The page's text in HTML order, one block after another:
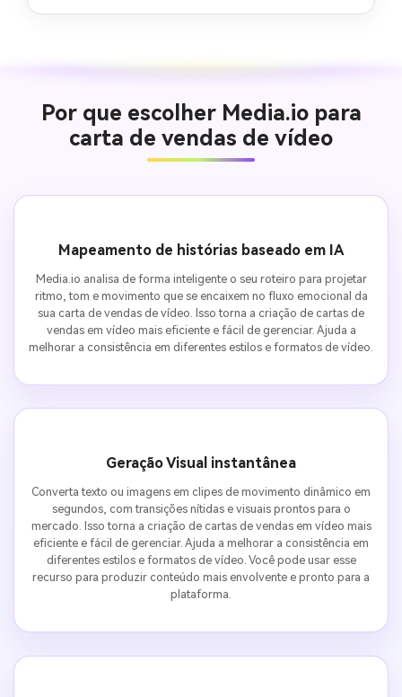
Por que escolher Media.io para
carta de vendas de vídeo
Mapeamento de histórias baseado em IA
Media.io analisa de forma inteligente o seu roteiro para projetar
ritmo, tom e movimento que se encaixem no fluxo emocional da
sua carta de vendas de vídeo. Isso torna a criação de cartas de
vendas em vídeo mais eficiente e fácil de gerenciar. Ajuda a
melhorar a consistência em diferentes estilos e formatos de vídeo.
Geração Visual instantânea
Converta texto ou imagens em clipes de movimento dinâmico em
segundos, com transições nítidas e visuais prontos para o
mercado. Isso torna a criação de cartas de vendas em vídeo mais
eficiente e fácil de gerenciar. Ajuda a melhorar a consistência em
diferentes estilos e formatos de vídeo. Você pode usar esse
recurso para produzir conteúdo mais envolvente e pronto para a
plataforma.